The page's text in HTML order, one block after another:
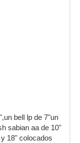
bell lp de 7"un
sabian aa de 10"
18" colocados